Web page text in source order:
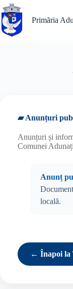
Sari
la
conținut
Primăria
▰ Anunțuri
Anunțuri și
Comunei
Anunț
locală.
← Înapoi la